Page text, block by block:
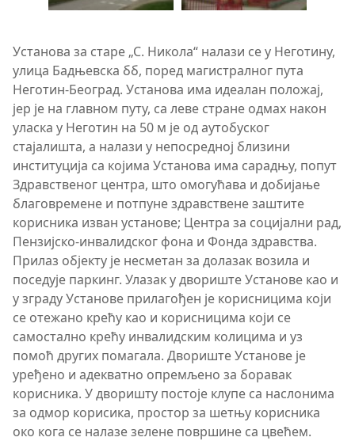
Установа за старе „С. Никола“ налази се у Неготину,
улица Бадњевска бб, поред магистралног пута
Неготин-Београд. Установа има идеалан положај,
јер је на главном путу, са леве стране одмах након
уласка у Неготин на 50 м је од аутобуског
стајалишта, а налази у непосредној близини
институција са којима Установа има сарадњу, попут
Здравственог центра, што омогућава и добијање
благовремене и потпуне здравствене заштите
корисника изван установе; Центра за социјални рад,
Пензијско-инвалидског фона и Фонда здравства.
Прилаз објекту је несметан за долазак возила и
поседује паркинг. Улазак у двориште Установе као и
у зграду Установе прилагођен је корисницима који
се отежано крећу као и корисницима који се
самостално крећу инвалидским колицима и уз
помоћ других помагала. Двориште Установе је
уређено и адекватно опремљено за боравак
корисника. У дворишту постоје клупе са наслонима
за одмор корисика, простор за шетњу корисника
око кога се налазе зелене површине са цвећем.